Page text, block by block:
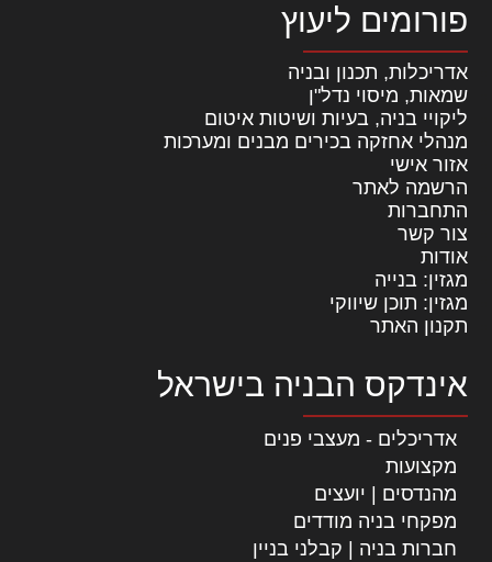
פורומים ליעוץ
אדריכלות, תכנון ובניה
שמאות, מיסוי נדל"ן
ליקויי בניה, בעיות ושיטות איטום
מנהלי אחזקה בכירים מבנים ומערכות
אזור אישי
הרשמה לאתר
התחברות
צור קשר
אודות
מגזין: בנייה
מגזין: תוכן שיווקי
תקנון האתר
אינדקס הבניה בישראל
אדריכלים - מעצבי פנים
מקצועות
מהנדסים | יועצים
מפקחי בניה מודדים
חברות בניה | קבלני בניין